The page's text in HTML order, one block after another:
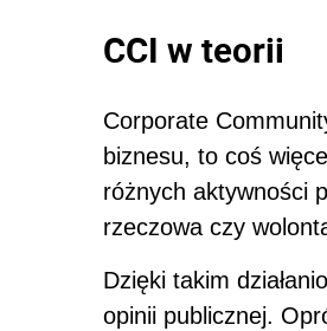
CCI w teorii
Corporate
biznesu, to coś
różnych aktywności
rzeczowa czy
Dzięki takim
opinii publicznej.